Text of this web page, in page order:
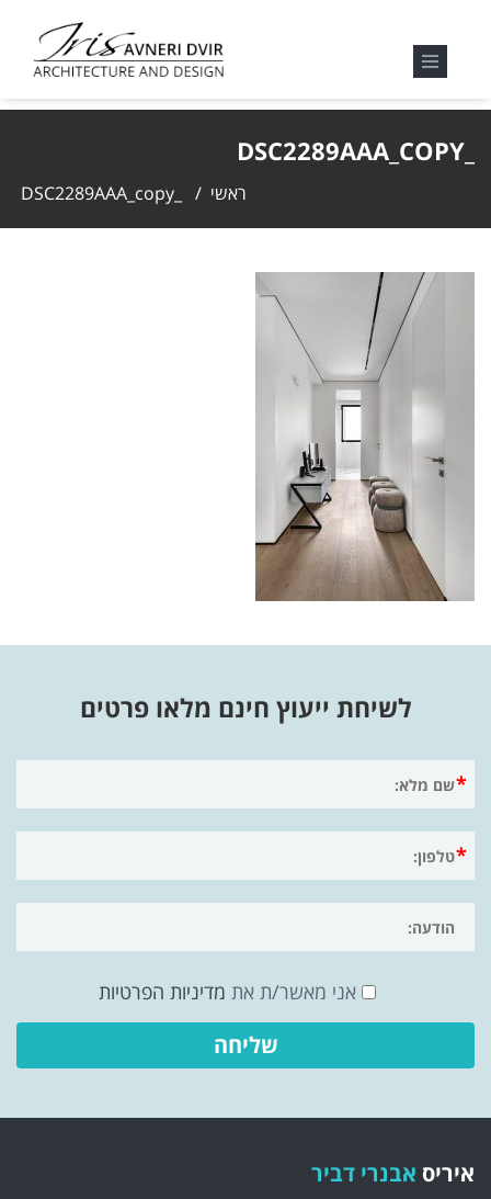
ראשי /
לשיחת ייעוץ חינם מלאו פרטים
אני מאשר/ת את מדיניות הפרטיות
איריס אבנרי דביר